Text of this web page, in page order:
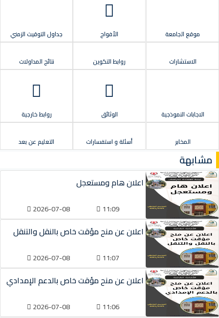
موقع الجامعة الأفواج جداول التوقيت الزمني
الاستشارات روابط التكوين نتائج المداولات
الاجابات النموذجية الوثائق روابط خارجية
المخابر أسئلة و استفسارات التعليم عن بعد
مشابهة
اعلان هام ومستعجل
11:09
2026-07-08
اعلان عن منح مؤقت خاص بالنقل والتنقل
11:07
2026-07-08
اعلان عن منح مؤقت خاص بالدعم الإمدادي
11:06
2026-07-08